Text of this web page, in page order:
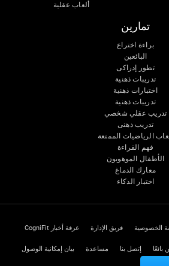
ألعاب عقلية
تمارين
براءة اختراع
البائعين
تطور إدراكى
تدريبات ذهنية
اختبارات ذهنية
تدريبات ذهنية
تدريب عقلي شخصي
تدريب ذهنى
الرياضيات الممتعة
فهم القراءة
الأطفال الموهوبون
معارك الدماغ
اختبار الذكاء
الخصوصية فريق الإدارة غرفة أخبار CogniFit
بائعًا إتصل بنا مساعدة بيان إمكانية الوصول